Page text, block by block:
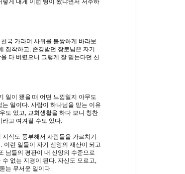
게 내게 이런 병이 왔냐면서 저주하
국 가라며 사위를 불쌍하게 바라보
집착하고, 존경받던 장로님은 자기
다 버렸으니 그렇게 잘 믿는다던 신
일이 됐을 때 어떤 느낌일지 아무도
일이다. 사람이 하나님을 믿는 이유
도 있고, 교회생활을 하다 보니 칭찬
고 여겨질 수도 있다.
식도 풍부해서 사람들을 가르치기
런 일들이 자기 신앙의 재산이 되고
남들의 평판이 내 신앙의 수준으로
없는 지경이 된다. 자신도 모르고,
는 무서운 일이다.